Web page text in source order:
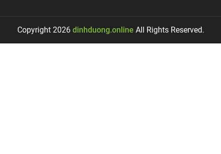
Copyright 2026 dinhduong.online All Rights Reserved.